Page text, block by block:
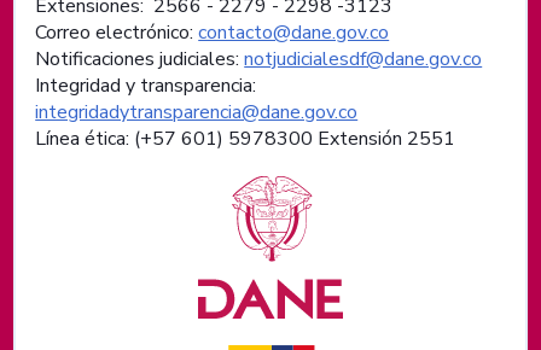
Extensiones: 2566 - 2279 - 2298 -3123
Correo electrónico:contacto@dane.gov.co
Notificaciones judiciales:notjudicialesdf@dane.gov.co
Integridad y transparencia:
integridadytransparencia@dane.gov.co
Línea ética: (+57 601) 5978300 Extensión 2551
Logos institucionales